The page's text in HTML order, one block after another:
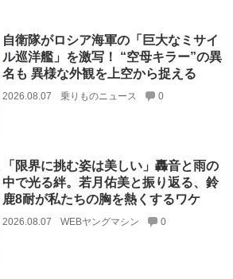
自衛隊がロシア海軍の「巨大なミサイ
ル巡洋艦」を激写！ “空母キラー”の異
名も 異様な外観を上空から捉える
2026.08.07 乗りものニュース 0
「限界に挑む姿は美しい」轟音と雨の
中で光る絆。若月佑美と振り返る、鈴
鹿8耐が私たちの胸を熱くするワケ
2026.08.07 WEBヤングマシン 0